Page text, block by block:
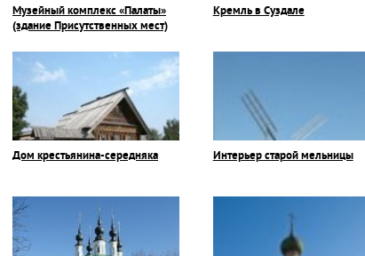
Музейный комплекс «Палаты»
(здание Присутственных мест)
Кремль в Суздале
Дом крестьянина-середняка Интерьер старой мельницы